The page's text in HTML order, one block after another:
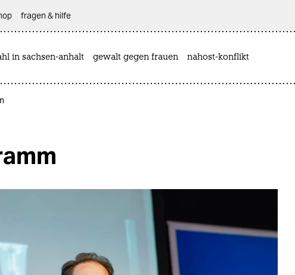
fragen & hilfe
in sachsen-anhalt gewalt gegen frauen nahost-konflikt